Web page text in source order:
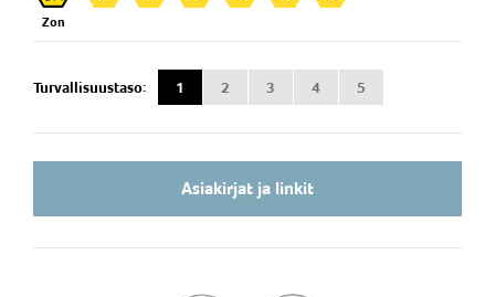
Pituus 237 mm, leuan aukeama 45 mm
Kaksi (2) eristettyä tartuntahammasta,volframi (IP)
Pikaliitin "Quick Connect" Male, Uros
Ex-tyyppihyväksyntä:SIRA 02 ATEX 9381
Zon
Turvallisuustaso: 1 2 3 4 5
Asiakirjat ja linkit